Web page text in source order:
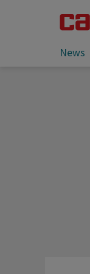
News
Sie lesen: